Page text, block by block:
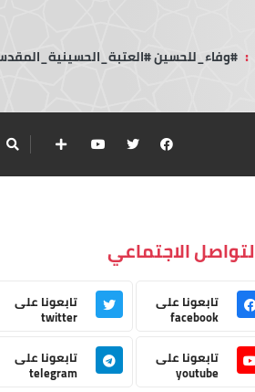
: #وفاء_للحسين
الاجتماعي
تابعونا على
facebook
تابعونا على
twitter
تابعونا على
youtube
تابعونا على
telegram